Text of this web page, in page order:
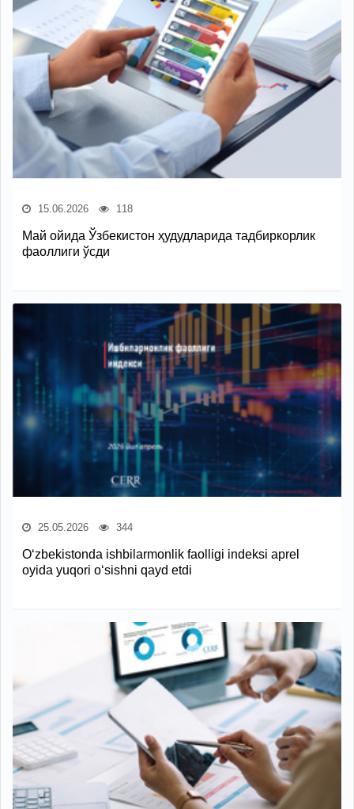
15.06.2026 118
Май ойида Ўзбекистон ҳудудларида тадбиркорлик
фаоллиги ўсди
25.05.2026 344
O‘zbekistonda ishbilarmonlik faolligi indeksi aprel
oyida yuqori o‘sishni qayd etdi